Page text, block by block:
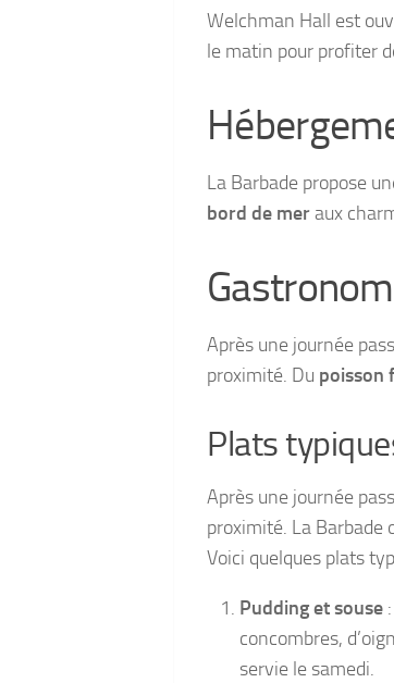
Welchman Hall est
le matin pour profiter
La Barbade propose
bord de meraux
Après une journée
proximité. Du poisson
Plats
Après une journée
proximité. La
Voici quelques plats
Pudding et souse
concombres,
servie le samedi.